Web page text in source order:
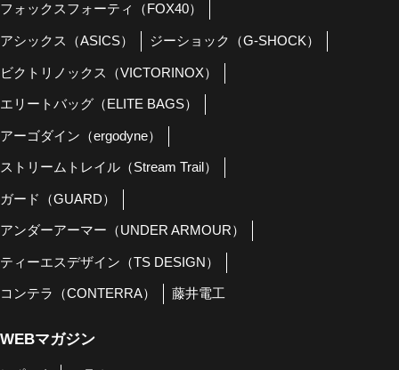
フォックスフォーティ（FOX40）
アシックス（ASICS） ジーショック（G-SHOCK）
ビクトリノックス（VICTORINOX）
エリートバッグ（ELITE BAGS）
アーゴダイン（ergodyne）
ストリームトレイル（Stream Trail）
ガード（GUARD）
アンダーアーマー（UNDER ARMOUR）
ティーエスデザイン（TS DESIGN）
コンテラ（CONTERRA） 藤井電工
WEBマガジン